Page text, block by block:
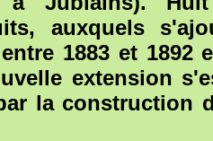
auxquels
1883 et 1892
extension
la construction